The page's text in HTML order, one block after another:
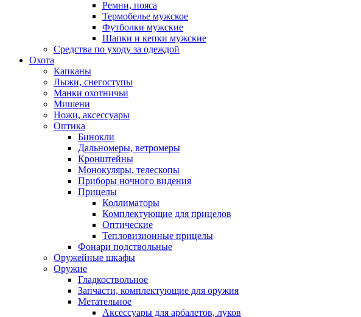
Ремни, пояса
Термобелье мужское
Футболки мужские
Шапки и кепки мужские
Средства по уходу за одеждой
Охота
Капканы
Лыжи, снегоступы
Манки охотничьи
Мишени
Ножи, аксессуары
Оптика
Бинокли
Дальномеры, ветромеры
Кронштейны
Монокуляры, телескопы
Приборы ночного видения
Прицелы
Коллиматоры
Комплектующие для прицелов
Оптические
Тепловизионные прицелы
Фонари подствольные
Оружейные шкафы
Оружие
Гладкоствольное
Запчасти, комплектующие для оружия
Метательное
Аксессуары для арбалетов, луков